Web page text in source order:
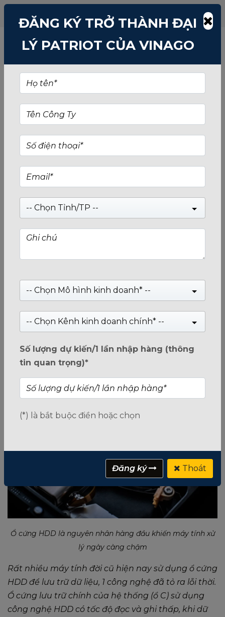
VÌ SAO Ổ CỨNG HDD CHẬM
DẦN THEO THỜI GIAN CÒN
SSD THÌ KHÔNG?
Một trong những điều gây khó chịu nhất khi sử
dụng máy tính là hiện tượng xử lý chậm dần theo
thời gian. Thông thường, sau khoảng vài năm sử
Nguyên nhân máy tính chậm, lag theo thời gian
Mặc dù có nhiều nguyên nhân khách quan lẫn
chủ quan, nhưng nhiều người đều đồng ý rằng ổ
cứng lưu trữ dữ liệu có liên quan mật thiết tới tốc
theo thời gian. Khi mới mua, máy tính không phải
Theo thời gian, lượng dữ liệu, phần mềm và ứng
dụng... tăng lên nhanh chóng. Điều này đồng
nghĩa máy tính phải làm việc nhiều hơn, xử lý
thống hơn. Nhất là khi chạy các tác vụ nặng hoặc
những trò chơi có đồ họa phức tạp.
Ổ cứng HDD là nguyên nhân hàng đầu khiến máy tính xử
lý ngày càng chậm
Rất nhiều máy tính đời cũ hiện nay sử dụng ổ cứng
HDD để lưu trữ dữ liệu, 1 công nghệ đã tỏ ra lỗi thời.
Ổ cứng lưu trữ chính của hệ thống (ổ C) sử dụng
công nghệ HDD có tốc độ đọc và ghi thấp, khi dữ
ĐĂNG KÝ TRỞ THÀNH ĐẠI
LÝ PATRIOT CỦA VINAGO
-- Chọn Tỉnh/TP --
-- Chọn Mô hình kinh doanh* --
-- Chọn Kênh kinh doanh chính* --
Số lượng dự kiến/1 lần nhập hàng (thông
tin quan trọng)*
(*) là bắt buộc điền hoặc chọn
Đăng ký Thoát